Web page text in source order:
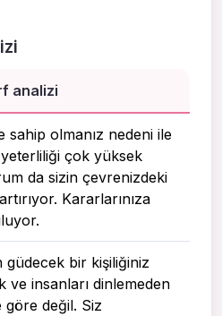
analizi
sahip olmanız nedeni ile
çok yüksek
da sizin çevrenizdeki
Kararlarınıza
güdecek bir kişiliğiniz
ve insanları dinlemeden
göre değil. Siz